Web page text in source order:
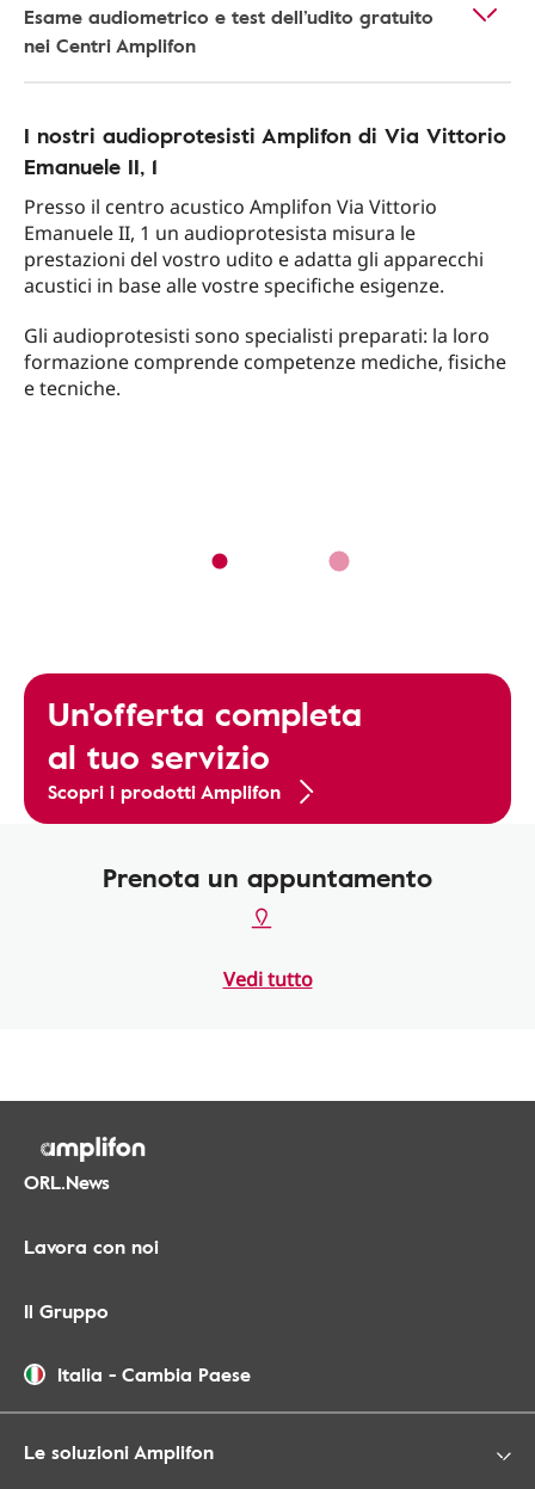
Esame audiometrico e test dell’udito gratuito
nei Centri Amplifon
I nostri audioprotesisti Amplifon di Via Vittorio
Emanuele II, 1
Presso il centro acustico Amplifon Via Vittorio
Emanuele II, 1 un audioprotesista misura le
prestazioni del vostro udito e adatta gli apparecchi
acustici in base alle vostre specifiche esigenze.
Gli audioprotesisti sono specialisti preparati: la loro
formazione comprende competenze mediche, fisiche
e tecniche.
Un'offerta completa
al tuo servizio
Scopri i prodotti Amplifon
Prenota un appuntamento
Vedi tutto
ORL.News
Lavora con noi
Il Gruppo
Italia - Cambia Paese
Le soluzioni Amplifon